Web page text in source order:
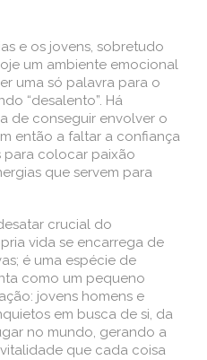
e os jovens, sobretudo
um ambiente emocional
uma só palavra para o
“desalento”. Há
de conseguir envolver o
então a faltar a confiança
para colocar paixão
que servem para
crucial do
vida se encarrega de
é uma espécie de
como um pequeno
jovens homens e
em busca de si, da
no mundo, gerando a
que cada coisa